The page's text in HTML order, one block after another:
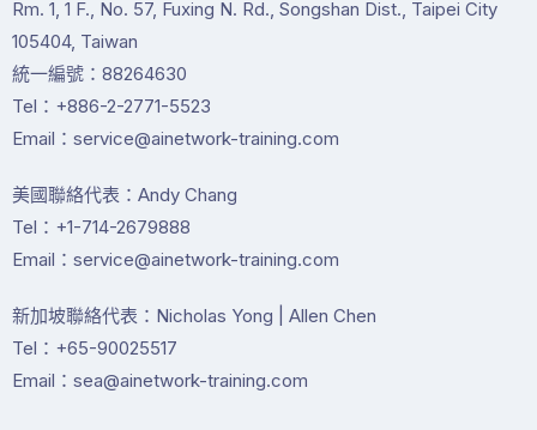
Rm. 1, 1 F., No. 57, Fuxing N. Rd., Songshan Dist., Taipei City
105404, Taiwan
統一編號：88264630
Tel：+886-2-2771-5523
Email：service@ainetwork-training.com
美國聯絡代表：Andy Chang
Tel：+1-714-2679888
Email：service@ainetwork-training.com
新加坡聯絡代表：Nicholas Yong | Allen Chen
Tel：+65-90025517
Email：sea@ainetwork-training.com